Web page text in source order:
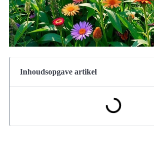
Inhoudsopgave artikel